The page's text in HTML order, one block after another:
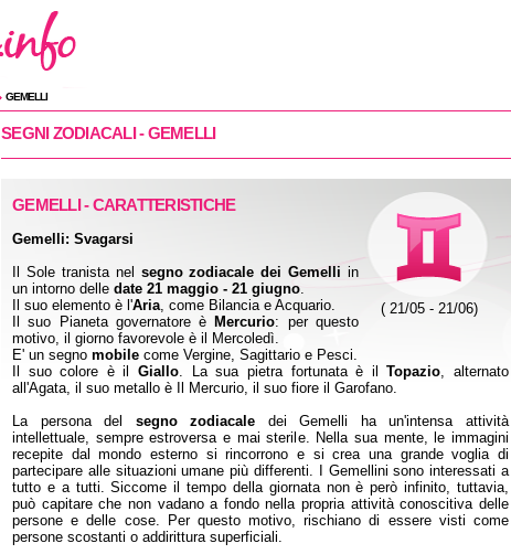
GEMELLI
SEGNI ZODIACALI - GEMELLI
( 21/05 - 21/06)
GEMELLI - CARATTERISTICHE
Gemelli: Svagarsi
Il Sole tranista nel segno zodiacale dei Gemelli in
un intorno delle date 21 maggio - 21 giugno.
Il suo elemento è l'Aria, come Bilancia e Acquario.
Il suo Pianeta governatore è Mercurio: per questo
motivo, il giorno favorevole è il Mercoledì.
E' un segno mobile come Vergine, Sagittario e Pesci.
Il suo colore è ilGiallo. La sua pietra fortunata è ilTopazio, alternato
all'Agata, il suo metallo è Il Mercurio, il suo fiore il Garofano.
La persona del segno zodiacale dei Gemelli ha un'intensa attività
intellettuale, sempre estroversa e mai sterile. Nella sua mente, le immagini
recepite dal mondo esterno si rincorrono e si crea una grande voglia di
partecipare alle situazioni umane più differenti. I Gemellini sono interessati a
tutto e a tutti. Siccome il tempo della giornata non è però infinito, tuttavia,
può capitare che non vadano a fondo nella propria attività conoscitiva delle
persone e delle cose. Per questo motivo, rischiano di essere visti come
persone scostanti o addirittura superficiali.